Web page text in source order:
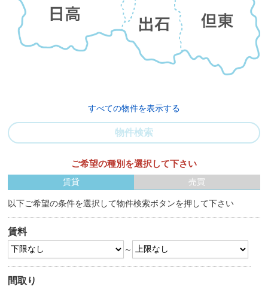
すべての物件を表示する
物件検索
ご希望の種別を選択して下さい
賃貸 売買
以下ご希望の条件を選択して物件検索ボタンを押して下さい
賃料
～
間取り